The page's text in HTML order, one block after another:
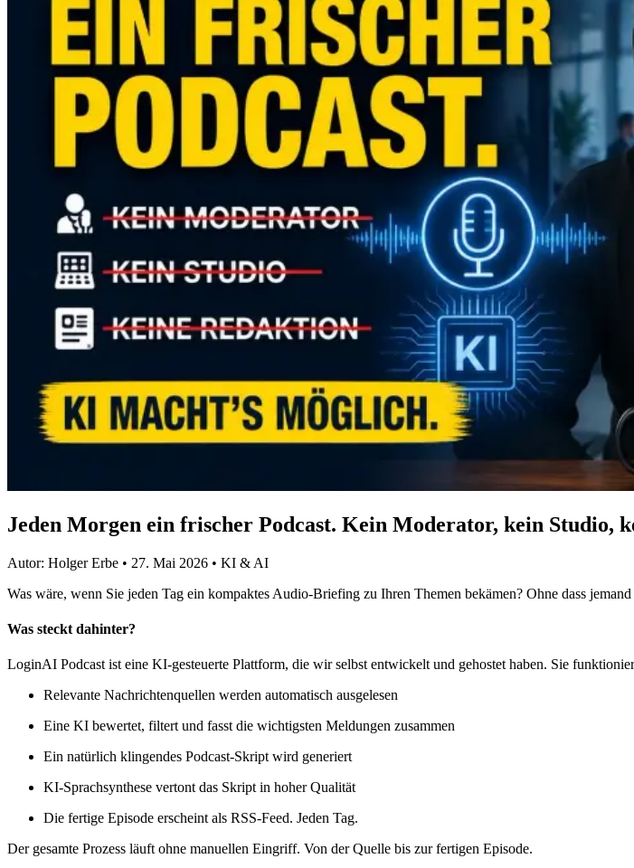
Jeden Morgen ein frischer Podcast. Kein Moderator, kein Studio,
Autor: Holger Erbe • 27. Mai 2026 • KI & AI
Was wäre, wenn Sie jeden Tag ein kompaktes Audio-Briefing zu Ihren Themen bekämen? Ohne dass
Was steckt dahinter?
LoginAI Podcast ist eine KI-gesteuerte Plattform, die wir selbst entwickelt und gehostet haben. Sie
Relevante Nachrichtenquellen werden automatisch ausgelesen
Eine KI bewertet, filtert und fasst die wichtigsten Meldungen zusammen
Ein natürlich klingendes Podcast-Skript wird generiert
KI-Sprachsynthese vertont das Skript in hoher Qualität
Die fertige Episode erscheint als RSS-Feed. Jeden Tag.
Der gesamte Prozess läuft ohne manuellen Eingriff. Von der Quelle bis zur fertigen Episode.